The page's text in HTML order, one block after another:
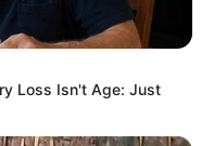
Loss Isn't Age: Just